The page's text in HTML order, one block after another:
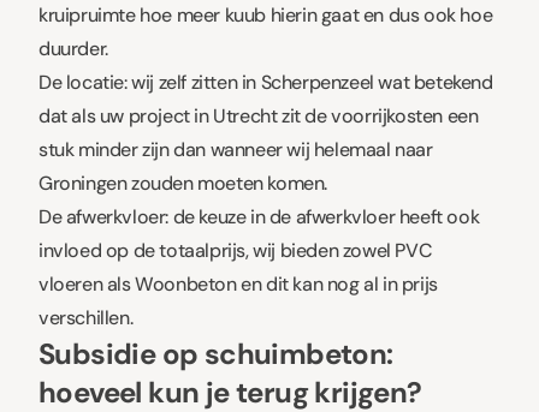
kruipruimte hoe meer kuub hierin gaat en dus ook hoe
duurder.
De locatie: wij zelf zitten in Scherpenzeel wat betekend
dat als uw project in Utrecht zit de voorrijkosten een
stuk minder zijn dan wanneer wij helemaal naar
Groningen zouden moeten komen.
De afwerkvloer: de keuze in de afwerkvloer heeft ook
invloed op de totaalprijs, wij bieden zowel PVC
vloeren als Woonbeton en dit kan nog al in prijs
verschillen.
Subsidie op schuimbeton:
hoeveel kun je terug krijgen?